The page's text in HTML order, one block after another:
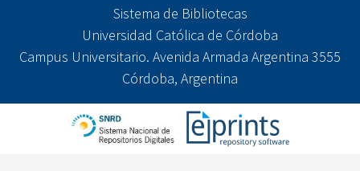
Sistema de Bibliotecas
Universidad Católica de Córdoba
Campus Universitario. Avenida Armada Argentina 3555
Córdoba, Argentina